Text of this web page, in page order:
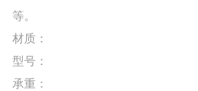
等。
材质：
型号：
承重：